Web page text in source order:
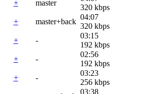
+ master
320 kbps
+ master+back
04:07
320 kbps
+ -
03:15
192 kbps
+ -
02:56
192 kbps
+ -
03:23
256 kbps
03:38